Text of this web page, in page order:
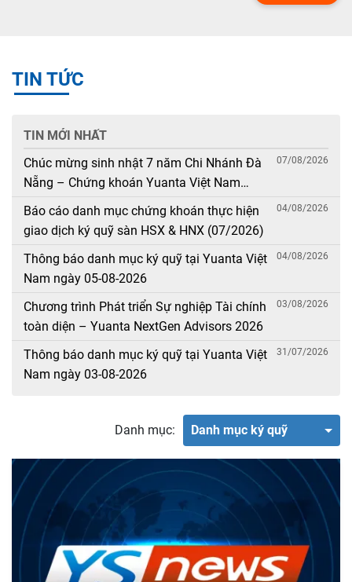
TIN TỨC
TIN MỚI NHẤT
Chúc mừng sinh nhật 7 năm Chi Nhánh Đà
Nẵng – Chứng khoán Yuanta Việt Nam
(08/08/2019 – 08/08/2026)
07/08/2026
Báo cáo danh mục chứng khoán thực hiện
giao dịch ký quỹ sàn HSX & HNX (07/2026)
04/08/2026
Thông báo danh mục ký quỹ tại Yuanta Việt
Nam ngày 05-08-2026
04/08/2026
Chương trình Phát triển Sự nghiệp Tài chính
toàn diện – Yuanta NextGen Advisors 2026
03/08/2026
Thông báo danh mục ký quỹ tại Yuanta Việt
Nam ngày 03-08-2026
31/07/2026
Danh mục: Danh mục ký quỹ